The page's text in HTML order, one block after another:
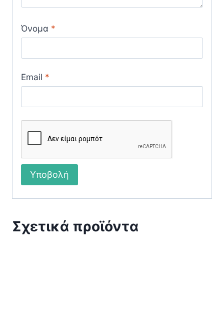
Όνομα *
Email *
Σχετικά προϊόντα